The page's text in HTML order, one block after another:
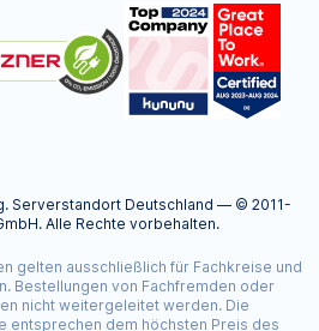
Serverstandort Deutschland — © 2011-
Alle Rechte vorbehalten.
gelten ausschließlich für Fachkreise und
Bestellungen von Fachfremden oder
nicht weitergeleitet werden. Die
entsprechen dem höchsten Preis des